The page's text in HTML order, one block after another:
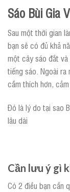
Sáo Bùi Gia
Sau một thời gian
bạn sẽ có đủ khả
một cây sáo đắt
tiếng sáo. Ngoài
cầm thích hơn,
Đó là lý do tại sao
lâu dài
Cần lưu ý gì
Có 2 điều bạn cần